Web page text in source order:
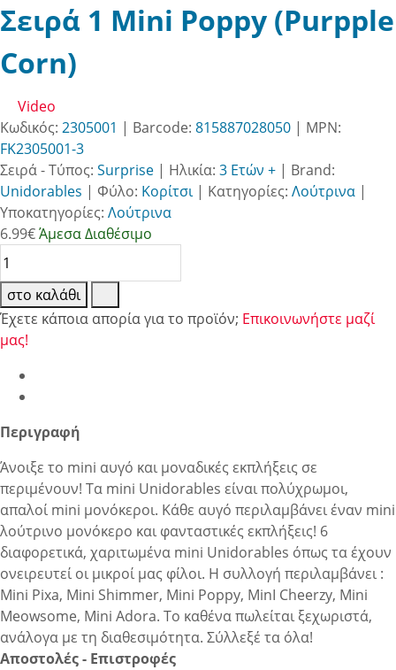
Σειρά 1 Mini Poppy (Purpple
Corn)
Video
Κωδικός: 2305001 | Barcode: 815887028050 | MPN:
FK2305001-3
Σειρά - Τύπος: Surprise | Ηλικία: 3 Ετών + | Brand:
Unidorables | Φύλο: Κορίτσι| Κατηγορίες: Λούτρινα |
Υποκατηγορίες: Λούτρινα
6.99€Άμεσα Διαθέσιμο
στο καλάθι
Έχετε κάποια απορία για το προϊόν; Επικοινωνήστε μαζί
μας!
Περιγραφή
Άνοιξε το mini αυγό και μοναδικές εκπλήξεις σε
περιμένουν! Τα mini Unidorables είναι πολύχρωμοι,
απαλοί mini μονόκεροι. Κάθε αυγό περιλαμβάνει έναν mini
λούτρινο μονόκερο και φανταστικές εκπλήξεις! 6
διαφορετικά, χαριτωμένα mini Unidorables όπως τα έχουν
ονειρευτεί οι μικροί μας φίλοι. Η συλλογή περιλαμβάνει :
Mini Pixa, Mini Shimmer, Mini Poppy, MinI Cheerzy, Mini
Meowsome, Mini Adora. Το καθένα πωλείται ξεχωριστά,
ανάλογα με τη διαθεσιμότητα. Σύλλεξέ τα όλα!
Αποστολές - Επιστροφές